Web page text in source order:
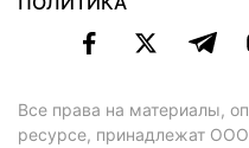
Все права на материалы,
ресурсе, принадлежат